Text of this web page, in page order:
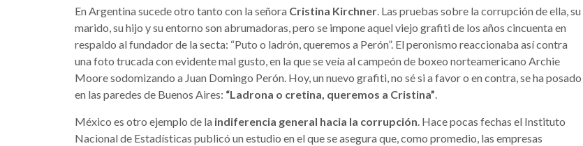
En Argentina sucede otro tanto con la señora Cristina Kirchner. Las pruebas sobre la corrupción de ella, su
marido, su hijo y su entorno son abrumadoras, pero se impone aquel viejo grafiti de los años cincuenta en
respaldo al fundador de la secta: “Puto o ladrón, queremos a Perón”. El peronismo reaccionaba así contra
una foto trucada con evidente mal gusto, en la que se veía al campeón de boxeo norteamericano Archie
Moore sodomizando a Juan Domingo Perón. Hoy, un nuevo grafiti, no sé si a favor o en contra, se ha posado
en las paredes de Buenos Aires: “Ladrona o cretina, queremos a Cristina”.
México es otro ejemplo de la indiferencia general hacia la corrupción. Hace pocas fechas el Instituto
Nacional de Estadísticas publicó un estudio en el que se asegura que, como promedio, las empresas